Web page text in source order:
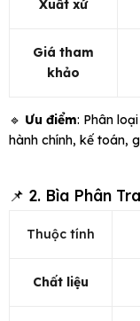
Xuất xứ
Giá tham
khảo
🔹 Ưu điểm: Phân
hành chính, kế toán,
📌 2. Bìa Phân
Thuộc tính
Chất liệu